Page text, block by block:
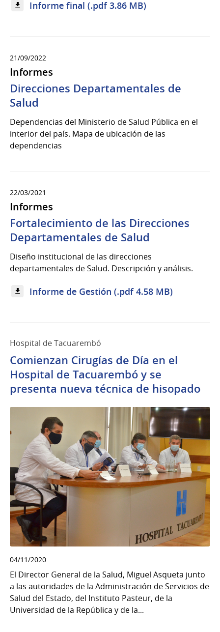
Informe final (.pdf 3.86 MB)
21/09/2022
Informes
Direcciones Departamentales de
Salud
Dependencias del Ministerio de Salud Pública en el
interior del país. Mapa de ubicación de las
dependencias
22/03/2021
Informes
Fortalecimiento de las Direcciones
Departamentales de Salud
Diseño institucional de las direcciones
departamentales de Salud. Descripción y análisis.
Informe de Gestión (.pdf 4.58 MB)
Hospital de Tacuarembó
Comienzan Cirugías de Día en el
Hospital de Tacuarembó y se
presenta nueva técnica de hisopado
04/11/2020
El Director General de la Salud, Miguel Asqueta junto
a las autoridades de la Administración de Servicios de
Salud del Estado, del Instituto Pasteur, de la
Universidad de la República y de la...